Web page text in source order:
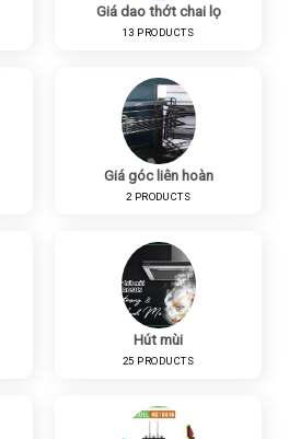
Giá dao thớt chai lọ
13 PRODUCTS
Giá góc liên hoàn
2 PRODUCTS
Hút mùi
25 PRODUCTS